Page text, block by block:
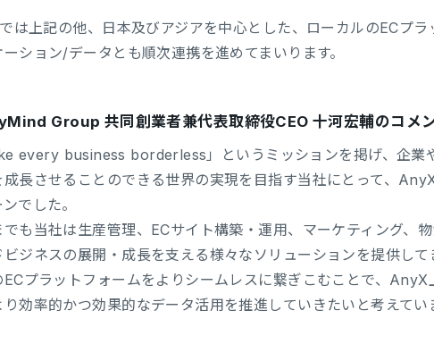
は上記の他、日本及びアジアを中心とした、ローカルのECプ
ション/データとも順次連携を進めてまいります。
Group 共同創業者兼代表取締役CEO 十河宏輔のコメ
every business borderless」というミッションを掲げ、企業
成長させることのできる世界の実現を目指す当社にとって、
でした。
でも当社は生産管理、ECサイト構築・運用、マーケティング、
ビジネスの展開・成長を支える様々なソリューションを提供し
ECプラットフォームをよりシームレスに繋ぎこむことで、
効率的かつ効果的なデータ活用を推進していきたいと考えてい